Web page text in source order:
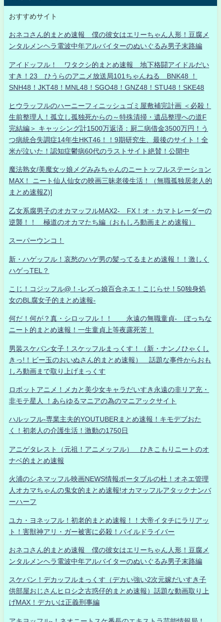
おすすめサイト
おネコさん的まとめ速報 僕の彼女はエリーちゃん人形！豆腐メ
ンタルメンヘラ電波中年アルバイターのぬいぐるみ男子末路編
アイドッフル！ ワタクシ的まとめ速報 地下格闘アイドルだい
すき！23 ひうらのアニメ放送局101ちゃんねる BNK48 ！
SNH48！JKT48！MNL48！SGO48！GNZ48！STU48！SKE48
ヒウラッフルのハーニーフィニッシュゴミ屋敷補完計画 ＜必殺！
生前整理人！孤立し孤独死からの～特殊清掃・遺品整理への道F
完結編＞ キャッシング計1500万返済：厨二病借金3500万円！う
つ病統合失調症14年生HKT46！！9期研究生、最後のサイト！全
米が泣いた！認知症鬱病60代のラストサイト絶賛！公開中
魔法熟女/美魔女ッ娘メグみみちゃんのニートッフルステーション
MAX！ ニート仙人仙女の映画三昧老後生活！（無職孤独居老人的
まとめ速報Z)]
乙女系腐男子のオカマッフルMAX2- FX！オ・カマトレーダーの
逆襲！！ 極道のオカマたち編（おもしろ動画まとめ速報）
スーパーウンコ！
新・ハゲッフル！哀愁のハゲ男の髪ってるまとめ速報！！激しく
ハゲっTEL？
こじ！コジッフル@！-レズっ娘百合ネエ！こじらせ！50独身処
女のBL腐女子的まとめ速報-
何だ！何が？真・シロッフル！！ 永遠の無職童貞- ぼっちな
ニート的まとめ速報！一生童貞上等夜露死苦！
男装スケバン女子！スケッフルまっくす！（新・ナンノひゃくし
きっ!！ビー玉のおいぬさん的まとめ速報） 話題な事件からおも
しろ動画まで取り上げまっくす
ロボットアニメ！メカと美少女キャラだいすき永遠の非リア充・
非モテ星人 ！あらゆるマニアの為のマニアックサイト
ハルッフル-専業主夫的YOUTUBERまとめ速報！キモデブおた
く！初老人の介護生活！激動の1750日
アニゲタレスト（元祖！アニメッフル） ひきこもりニートのオ
ナベ的まとめ速報
火浦のシネマッフル映画NEWS情報ポータブルの杜！オネエ管理
人オカマちゃんの鬼女的まとめ速報!オカマッフルアタックナンバ
ーハーフ
ユカ・ヨネッフル！初老的まとめ速報！！大帝イタチにラリアッ
ト！害獣神アリ・ガー被害に必殺！パイルドライバー
おネコさん的まとめ速報 僕の彼女はエリーちゃん人形！豆腐メ
ンタルメンヘラ電波中年アルバイターのぬいぐるみ男子末路編
スケバン！デカッフルまっくす（デカい強い2次元嫁だいすき子
供部屋おじさんヒロシ之古惑仔的まとめ速報）話題な動画取り上
げMAX！デカいは正義刑事編